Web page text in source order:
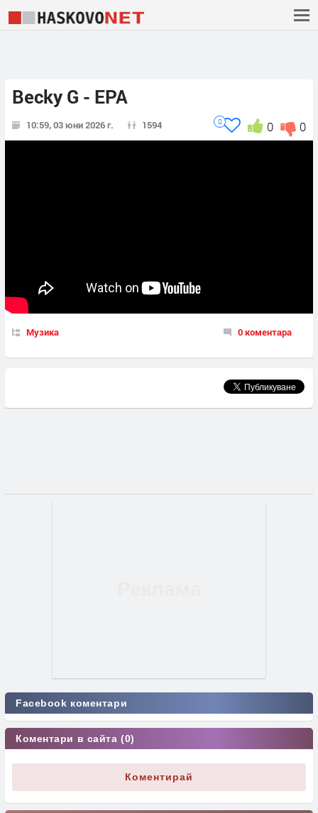
Becky G - EPA
10:59, 03 юни 2026 г. 1594 0
0
0
Музика 0 коментара
Facebook коментари
Коментари в сайта (0)
Коментирай